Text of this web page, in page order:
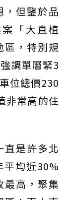
，但鑒於品
「大直植
區，特別規
調單層緊3
位總價230
非常高的住
直是許多北
平均近30%
最高，聚集